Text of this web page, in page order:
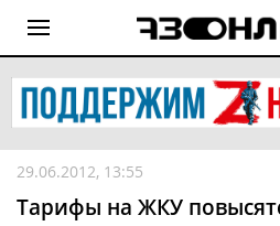
29.06.2012, 13:55
Тарифы на ЖКУ